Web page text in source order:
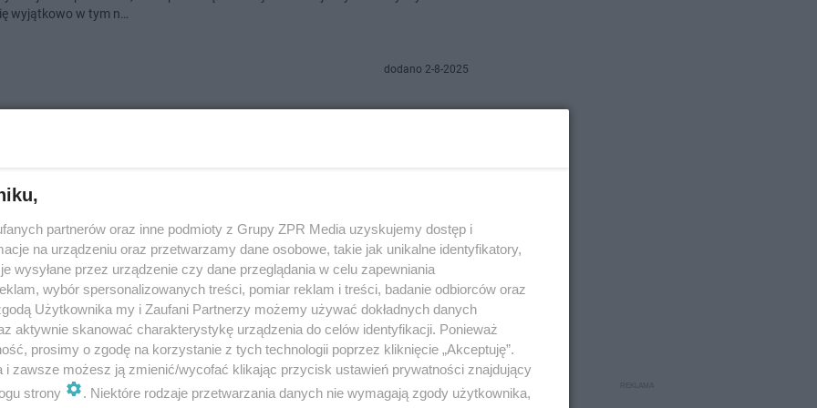
wyjątkowo w tym n…
dodano 2-8-2025
walczyłam z obcierającymi się udami. Lato zamiast z lekkością i komfortem
mi się z bólem, otarciami i rezygnacją z sukienek oraz krótkich spodenek.
wielu rozwiązań, ale…
dodano 9-6-2025
latem pastele. Te lekkie i apetyczne kolory sprawdzają
tylko na sukienkach, ale też w formie garniturów
partnerów oraz inne podmioty z Grupy ZPR Media uzyskujemy dostęp i
na urządzeniu oraz przetwarzamy dane osobowe, takie jak unikalne identyfikatory,
wysyłane przez urządzenie czy dane przeglądania w celu zapewniania
wybór spersonalizowanych treści, pomiar reklam i treści, badanie odbiorców oraz
Użytkownika my i Zaufani Partnerzy możemy używać dokładnych danych
aktywnie skanować charakterystykę urządzenia do celów identyfikacji. Ponieważ
prosimy o zgodę na korzystanie z tych technologii poprzez kliknięcie „Akceptuję”.
i zawsze możesz ją zmienić/wycofać klikając przycisk ustawień prywatności znajdujący
strony
. Niektóre rodzaje przetwarzania danych nie wymagają zgody użytkownika,